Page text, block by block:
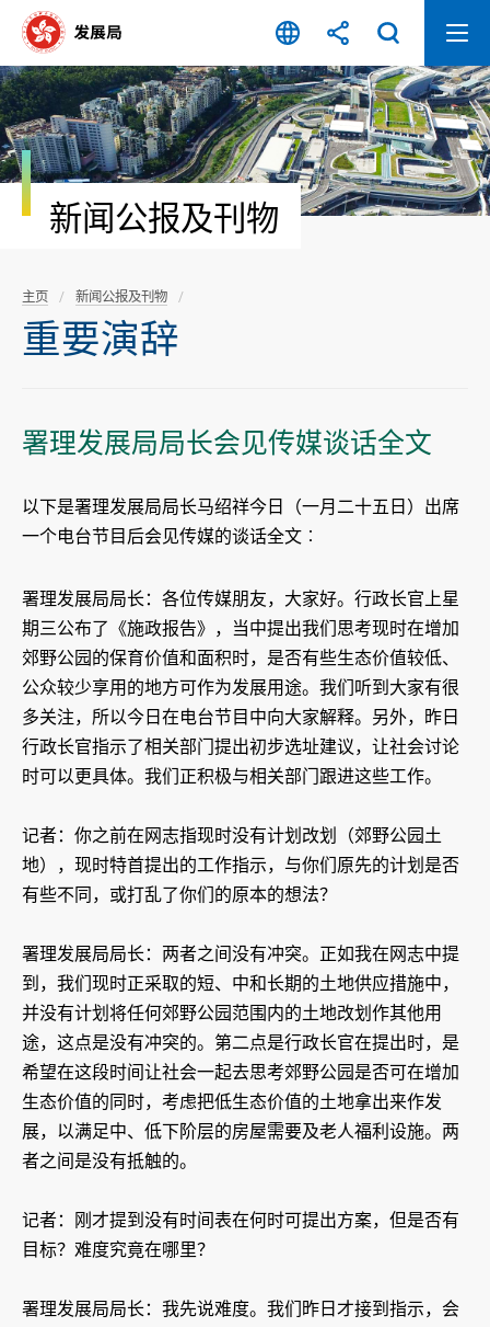
容
开
始
新闻公报及刊物
主页 新闻公报及刊物
重要演辞
署理发展局局长会见传媒谈话全文
以下是署理发展局局长马绍祥今日（一月二十五日）出席
一个电台节目后会见传媒的谈话全文︰
署理发展局局长：各位传媒朋友，大家好。行政长官上星
期三公布了《施政报告》，当中提出我们思考现时在增加
郊野公园的保育价值和面积时，是否有些生态价值较低、
公众较少享用的地方可作为发展用途。我们听到大家有很
多关注，所以今日在电台节目中向大家解释。另外，昨日
行政长官指示了相关部门提出初步选址建议，让社会讨论
时可以更具体。我们正积极与相关部门跟进这些工作。
记者：你之前在网志指现时没有计划改划（郊野公园土
地），现时特首提出的工作指示，与你们原先的计划是否
有些不同，或打乱了你们的原本的想法？
署理发展局局长：两者之间没有冲突。正如我在网志中提
到，我们现时正采取的短、中和长期的土地供应措施中，
并没有计划将任何郊野公园范围内的土地改划作其他用
途，这点是没有冲突的。第二点是行政长官在提出时，是
希望在这段时间让社会一起去思考郊野公园是否可在增加
生态价值的同时，考虑把低生态价值的土地拿出来作发
展，以满足中、低下阶层的房屋需要及老人福利设施。两
者之间是没有抵触的。
记者：刚才提到没有时间表在何时可提出方案，但是否有
目标？难度究竟在哪里？
署理发展局局长：我先说难度。我们昨日才接到指示，会